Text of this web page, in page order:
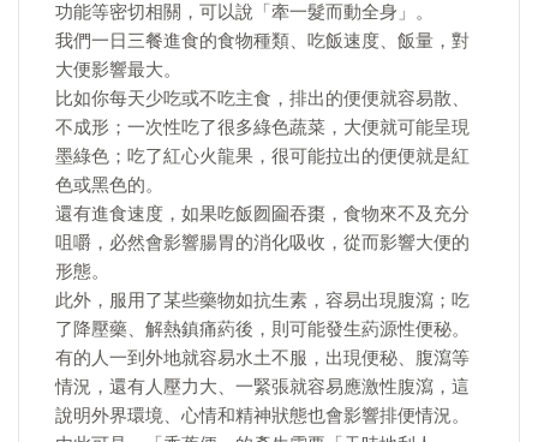
功能等密切相關，可以說「牽一髮而動全身」。
我們一日三餐進食的食物種類、吃飯速度、飯量，對
大便影響最大。
比如你每天少吃或不吃主食，排出的便便就容易散、
不成形；一次性吃了很多綠色蔬菜，大便就可能呈現
墨綠色；吃了紅心火龍果，很可能拉出的便便就是紅
色或黑色的。
還有進食速度，如果吃飯囫圇吞棗，食物來不及充分
咀嚼，必然會影響腸胃的消化吸收，從而影響大便的
形態。
此外，服用了某些藥物如抗生素，容易出現腹瀉；吃
了降壓藥、解熱鎮痛葯後，則可能發生葯源性便秘。
有的人一到外地就容易水土不服，出現便秘、腹瀉等
情況，還有人壓力大、一緊張就容易應激性腹瀉，這
說明外界環境、心情和精神狀態也會影響排便情況。